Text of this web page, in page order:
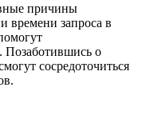
причины
времени запроса в
Позаботившись о
сосредоточиться